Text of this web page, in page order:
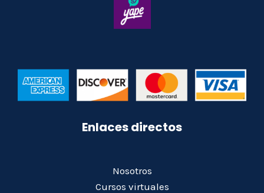
Enlaces directos
Nosotros
Cursos virtuales